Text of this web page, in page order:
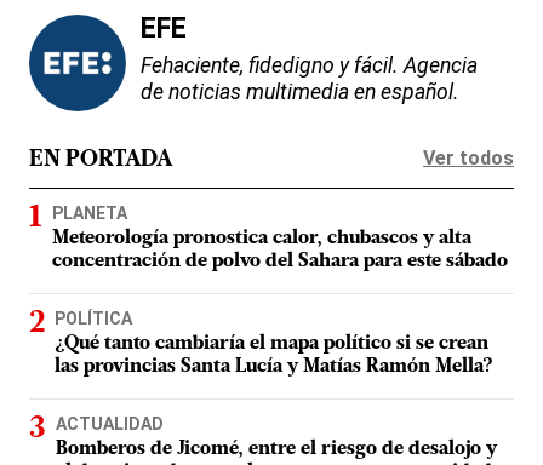
EFE
Fehaciente, fidedigno y fácil. Agencia
de noticias multimedia en español.
EN PORTADA Ver todos
PLANETA
Meteorología pronostica calor, chubascos y alta
concentración de polvo del Sahara para este sábado
POLÍTICA
¿Qué tanto cambiaría el mapa político si se crean
las provincias Santa Lucía y Matías Ramón Mella?
ACTUALIDAD
Bomberos de Jicomé, entre el riesgo de desalojo y